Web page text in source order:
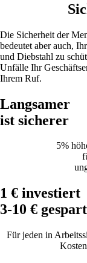
Die Sicherheit der
bedeutet aber auch,
und Diebstahl zu
Unfälle Ihr
Ihrem Ruf.
Langsamer
ist sicherer
5%
1 € investiert
3-10 € gespart
Für jeden in